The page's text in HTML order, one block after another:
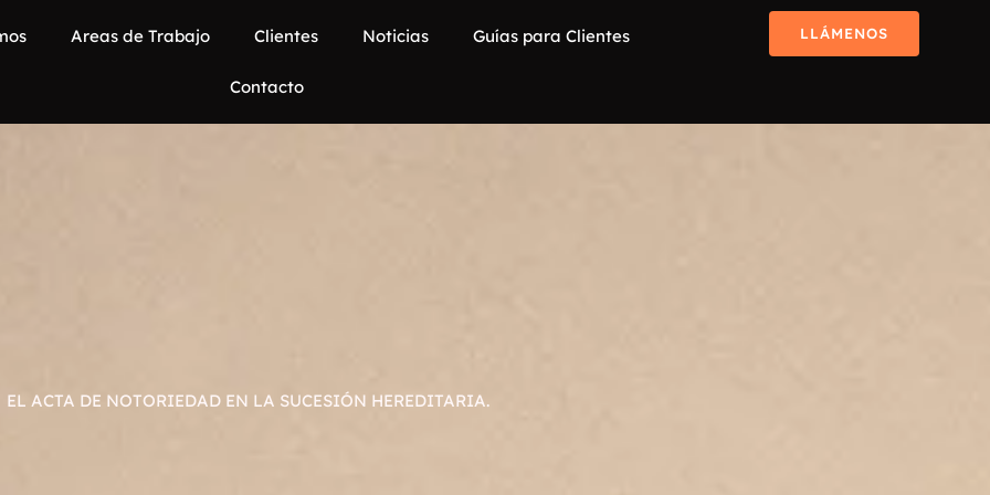
Areas de Trabajo Clientes Noticias Guías para Clientes
Contacto
LLÁMENOS
EL ACTA DE NOTORIEDAD EN LA SUCESIÓN HEREDITARIA.